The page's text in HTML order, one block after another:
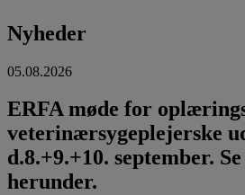
Nyheder
05.08.2026
ERFA møde for
veterinærsygeplejerske
d.8.+9.+10. september.
herunder.